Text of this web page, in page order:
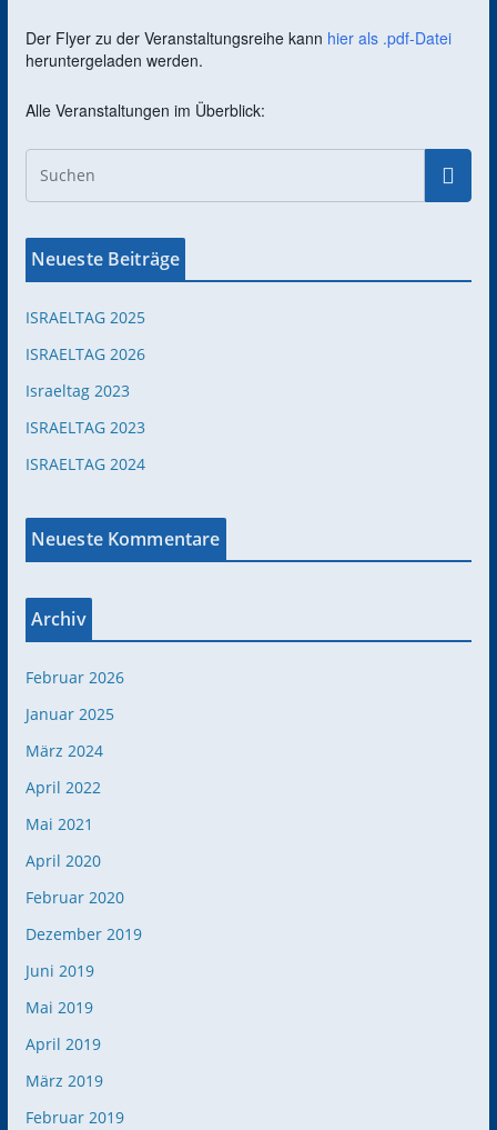
Der Flyer zu der Veranstaltungsreihe kann hier als .pdf-Datei
heruntergeladen werden.
Alle Veranstaltungen im Überblick:
Neueste Beiträge
ISRAELTAG 2025
ISRAELTAG 2026
Israeltag 2023
ISRAELTAG 2023
ISRAELTAG 2024
Neueste Kommentare
Archiv
Februar 2026
Januar 2025
März 2024
April 2022
Mai 2021
April 2020
Februar 2020
Dezember 2019
Juni 2019
Mai 2019
April 2019
März 2019
Februar 2019